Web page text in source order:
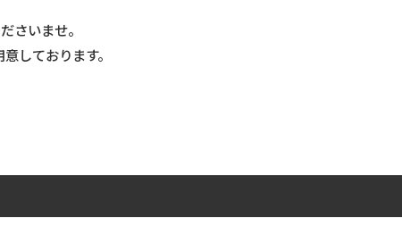
さいませ。
しております。